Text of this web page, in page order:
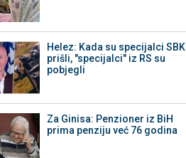
Helez: Kada su specijalci SBK
prišli, "specijalci" iz RS su
pobjegli
Za Ginisa: Penzioner iz BiH
prima penziju već 76 godina